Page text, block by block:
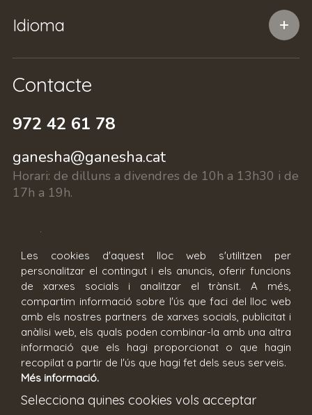
Idioma
Contacte
972 42 61 78
ganesha@ganesha.cat
Horari: de dilluns a divendres de 10h a 13h30 i de
17h a 19h.
c/ Fontanilles 15, 17002 Girona
Reserva cita
Les cookies d'aquest lloc web s'utilitzen per
personalitzar el contingut i els anuncis, oferir funcions
de xarxes socials i analitzar el trànsit. A més,
compartim informació sobre l'ús que faci del lloc web
amb els nostres partners de xarxes socials, publicitat i
anàlisi web, els quals poden combinar-la amb una altra
informació que els hagi proporcionat o que hagin
recopilat a partir de l'ús que hagi fet dels seus serveis.
Més informació.
Selecciona quines cookies vols acceptar